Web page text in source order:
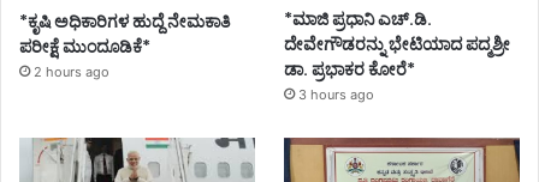
*ಕೃಷಿ ಅಧಿಕಾರಿಗಳ ಹುದ್ದೆ ನೇಮಕಾತಿ
ಪರೀಕ್ಷೆ ಮುಂದೂಡಿಕೆ*
2 hours ago
*ಮಾಜಿ ಪ್ರಧಾನಿ ಎಚ್.ಡಿ.
ದೇವೇಗೌಡರನ್ನು ಭೇಟಿಯಾದ ಪದ್ಮಶ್ರೀ
ಡಾ. ಪ್ರಭಾಕರ ಕೋರೆ*
3 hours ago